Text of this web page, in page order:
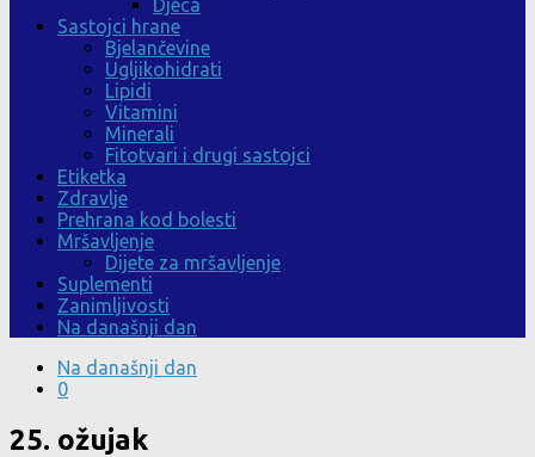
Djeca
Sastojci hrane
Bjelančevine
Ugljikohidrati
Lipidi
Vitamini
Minerali
Fitotvari i drugi sastojci
Etiketka
Zdravlje
Prehrana kod bolesti
Mršavljenje
Dijete za mršavljenje
Suplementi
Zanimljivosti
Na današnji dan
Na današnji dan
0
25. ožujak